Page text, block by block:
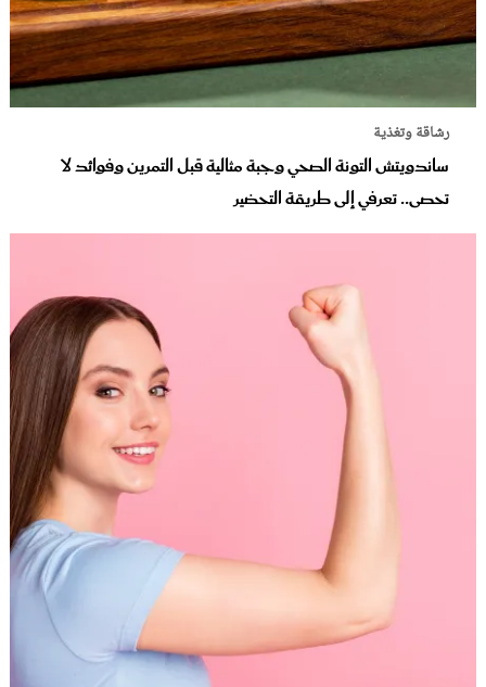
رشاقة وتغذية
ساندويتش التونة الصحي وجبة مثالية قبل التمرين وفوائد لا
تحصى.. تعرفي إلى طريقة التحضير